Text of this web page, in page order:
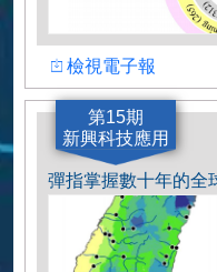
作者
白佩鑫
檢視檢視電子報
第15期
新興科技應用